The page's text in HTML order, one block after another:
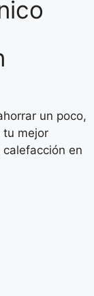
un poco,
tu mejor
en